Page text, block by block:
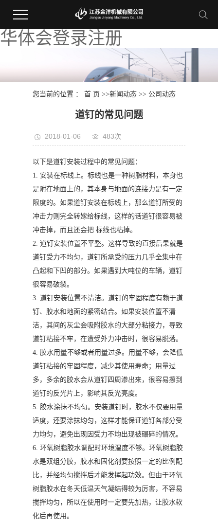
华体会登录注册
您当前的位置 ：首 页 >>新闻动态 >> 公司动态
道钉的常见问题
2018-01-06 483次
以下是道钉安装过程中的常见问题：
1. 安装在标线上。标线也是一种树脂材料，本身也
是附在地面上的，其本身与地面的连接力是有一定
限度的。如果道钉安装在标线上，那么道钉所受的
冲击力则完全转嫁给标线，这样的话道钉很容易被
冲击掉，而且还会把 标线也粘掉。
2. 道钉安装位置不平整。这样导致的直接后果就是
道钉受力不均匀，道钉所承受的压力几乎全集中在
凸起和下凹的部分。如果遇到大吨位的车辆，道钉
很容易破裂。
3. 道钉安装位置不清洁。道钉的牢固程度有赖于道
钉、胶水和地面的紧密结合。如果安装位置不清
洁，其间的灰尘会吸附胶水的大部分粘接力，导致
道钉粘接不牢，在遭受外力冲击时，很容易脱落。
4. 胶水用量不够或者用量过多。用量不够，会降低
道钉粘接的牢固程度，减少其使用寿命；用量过
多，多余的胶水会从道钉四周渗出来，很容易擦到
道钉的反光片上，影响其反光亮度。
5. 胶水涂抹不均匀。安装道钉时，胶水不仅要用量
适度，还要涂抹均匀，这样才能保证道钉各部分受
力均匀，避免出现因受力不均出现被碾碎的情况。
6. 环氧树脂胶水调配时环境温度不够。环氧树脂胶
水是双组分胶，胶水和固化剂要按照一定的比例配
比，并经均匀搅拌后才能发挥起功效。但由于环氧
树脂胶水在冬天低温天气凝结得较为厉害，不容易
搅拌均匀，所以在使用时一定要先加热，让胶水软
化后再使用。